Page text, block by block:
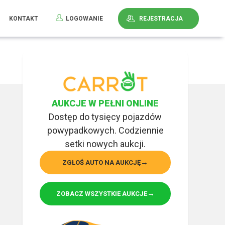
KONTAKT LOGOWANIE REJESTRACJA
AUKCJE W PEŁNI ONLINE
Dostęp do tysięcy pojazdów
powypadkowych. Codziennie
setki nowych aukcji.
ZGŁOŚ AUTO NA AUKCJĘ
ZOBACZ WSZYSTKIE AUKCJE